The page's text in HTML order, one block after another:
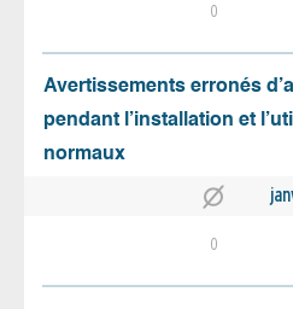
0
Avertissements erronés
pendant l’installation et
normaux
0